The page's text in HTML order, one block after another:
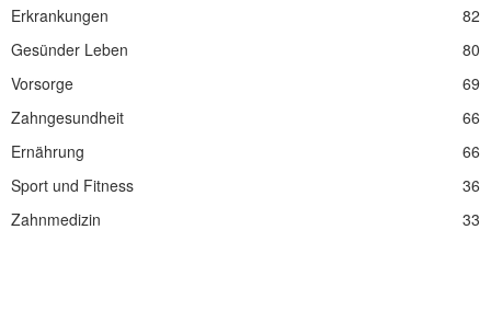
Erkrankungen
82
Gesünder Leben
80
Vorsorge
69
Zahngesundheit
66
Ernährung
66
Sport und Fitness
36
Zahnmedizin
33